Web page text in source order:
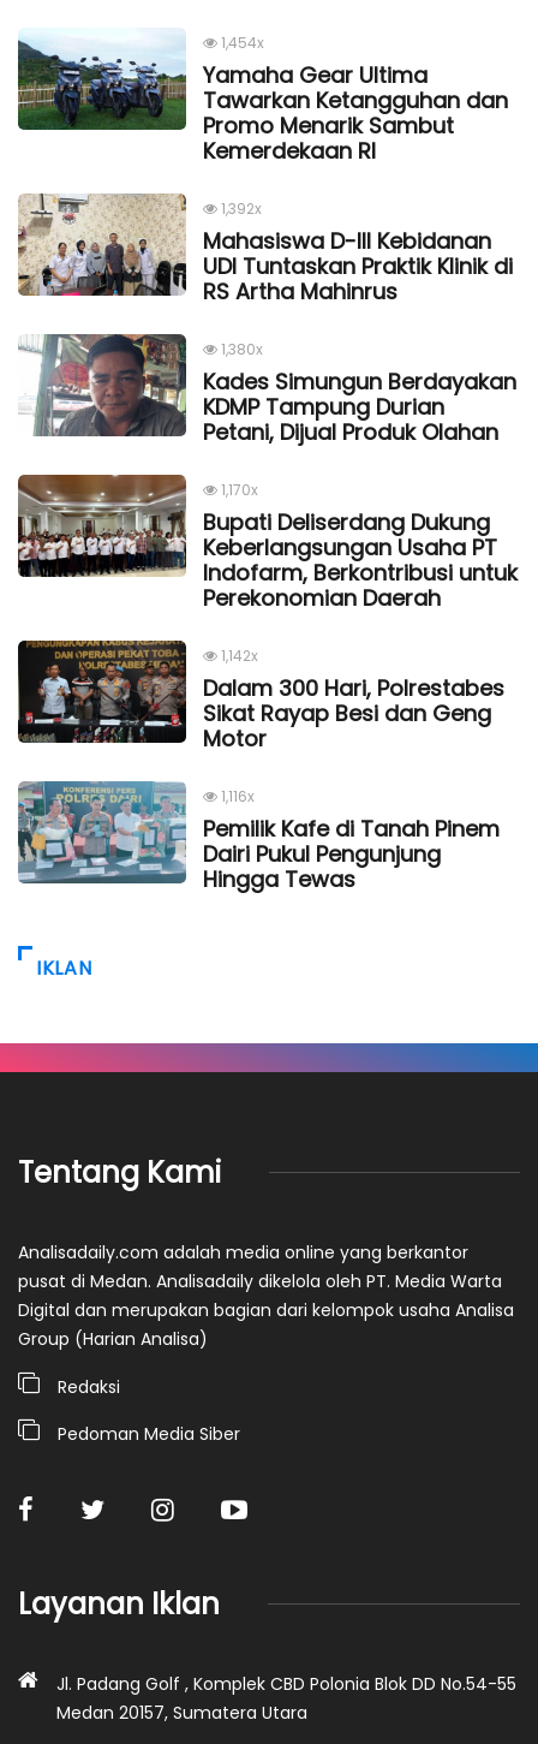
1,454x
Yamaha Gear Ultima
Tawarkan Ketangguhan dan
Promo Menarik Sambut
Kemerdekaan Rl
1,392x
Mahasiswa D-III Kebidanan
UDI Tuntaskan Praktik Klinik di
RS Artha Mahinrus
1,380x
Kades Simungun Berdayakan
KDMP Tampung Durian
Petani, Dijual Produk Olahan
1,170x
Bupati Deliserdang Dukung
Keberlangsungan Usaha PT
Indofarm, Berkontribusi untuk
Perekonomian Daerah
1,142x
Dalam 300 Hari, Polrestabes
Sikat Rayap Besi dan Geng
Motor
1,116x
Pemilik Kafe di Tanah Pinem
Dairi Pukul Pengunjung
Hingga Tewas
IKLAN
Tentang Kami
Analisadaily.com adalah media online yang berkantor
pusat di Medan. Analisadaily dikelola oleh PT. Media Warta
Digital dan merupakan bagian dari kelompok usaha Analisa
Group (Harian Analisa)
Redaksi
Pedoman Media Siber
Layanan Iklan
Jl. Padang Golf , Komplek CBD Polonia Blok DD No.54-55
Medan 20157, Sumatera Utara